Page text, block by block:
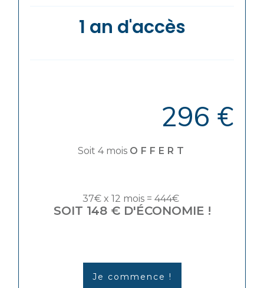
1 an d'accès
296 €
Soit 4 mois OFFERT
37€ x 12 mois = 444€
SOIT 148 € D'ÉCONOMIE !
Je commence !